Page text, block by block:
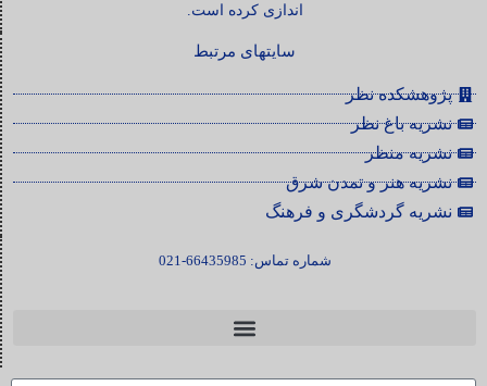
اندازی کرده است.
سایتهای مرتبط
پژوهشکده نظر
نشریه باغ نظر
نشریه منظر
نشریه هنر و تمدن شرق
نشریه گردشگری و فرهنگ
شماره تماس: 66435985-021